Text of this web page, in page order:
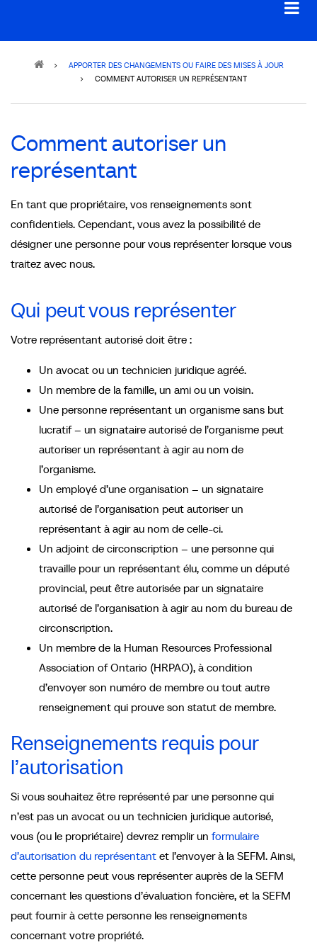
APPORTER DES CHANGEMENTS OU FAIRE DES MISES À JOUR
COMMENT AUTORISER UN REPRÉSENTANT
Comment autoriser un
représentant
En tant que propriétaire, vos renseignements sont
confidentiels. Cependant, vous avez la possibilité de
désigner une personne pour vous représenter lorsque vous
traitez avec nous.
Qui peut vous représenter
Votre représentant autorisé doit être :
Un avocat ou un technicien juridique agréé.
Un membre de la famille, un ami ou un voisin.
Une personne représentant un organisme sans but
lucratif – un signataire autorisé de l’organisme peut
autoriser un représentant à agir au nom de
l’organisme.
Un employé d’une organisation – un signataire
autorisé de l’organisation peut autoriser un
représentant à agir au nom de celle-ci.
Un adjoint de circonscription – une personne qui
travaille pour un représentant élu, comme un député
provincial, peut être autorisée par un signataire
autorisé de l’organisation à agir au nom du bureau de
circonscription.
Un membre de la Human Resources Professional
Association of Ontario (HRPAO), à condition
d’envoyer son numéro de membre ou tout autre
renseignement qui prouve son statut de membre.
Renseignements requis pour
l’autorisation
Si vous souhaitez être représenté par une personne qui
n’est pas un avocat ou un technicien juridique autorisé,
vous (ou le propriétaire) devrez remplir un formulaire
d’autorisation du représentant et l’envoyer à la SEFM. Ainsi,
cette personne peut vous représenter auprès de la SEFM
concernant les questions d’évaluation foncière, et la SEFM
peut fournir à cette personne les renseignements
concernant votre propriété.